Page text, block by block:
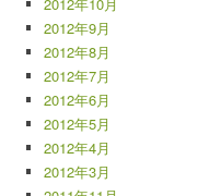
2012年9月
2012年8月
2012年7月
2012年6月
2012年5月
2012年4月
2012年3月